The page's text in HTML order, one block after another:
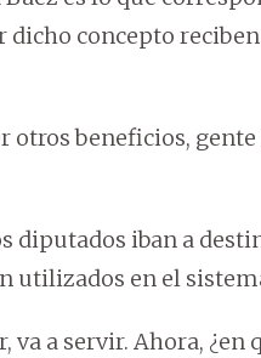
concepto
otros beneficios,
diputados iban a
utilizados en el
va a servir. Ahora,